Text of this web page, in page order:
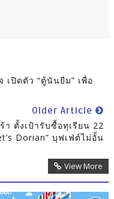
เปิดตัว “ตู้นันยืม” เพื่อ
Older Article
ตั้งเป้ารับซื้อทุเรียน 22
Dorian” บุฟเฟ่ต์ไม่อั้น
View More